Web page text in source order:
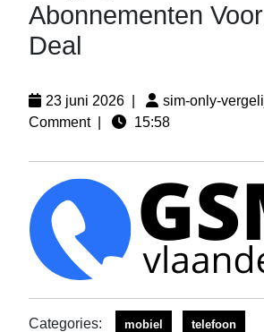
Abonnementen
Deal
23 juni 2026 sim-only-
Comment
15:58
Categories: mobiel telefoon